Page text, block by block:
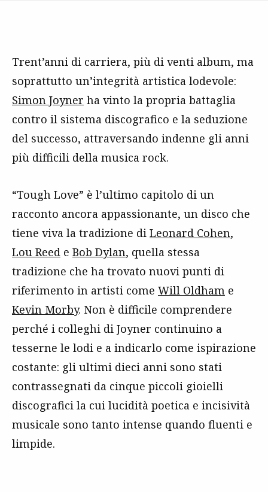
Trent’anni di carriera, più di venti album, ma
soprattutto un’integrità artistica lodevole:
Simon Joyner ha vinto la propria battaglia
contro il sistema discografico e la seduzione
del successo, attraversando indenne gli anni
più difficili della musica rock.
“Tough Love” è l’ultimo capitolo di un
racconto ancora appassionante, un disco che
tiene viva la tradizione di Leonard Cohen,
Lou Reed e Bob Dylan, quella stessa
tradizione che ha trovato nuovi punti di
riferimento in artisti come Will Oldham e
Kevin Morby. Non è difficile comprendere
perché i colleghi di Joyner continuino a
tesserne le lodi e a indicarlo come ispirazione
costante: gli ultimi dieci anni sono stati
contrassegnati da cinque piccoli gioielli
discografici la cui lucidità poetica e incisività
musicale sono tanto intense quando fluenti e
limpide.